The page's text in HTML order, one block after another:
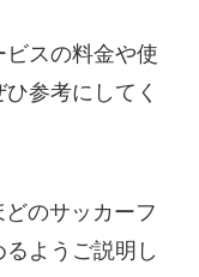
ビスの料金や使
参考にしてく
のサッカーフ
ようご説明し